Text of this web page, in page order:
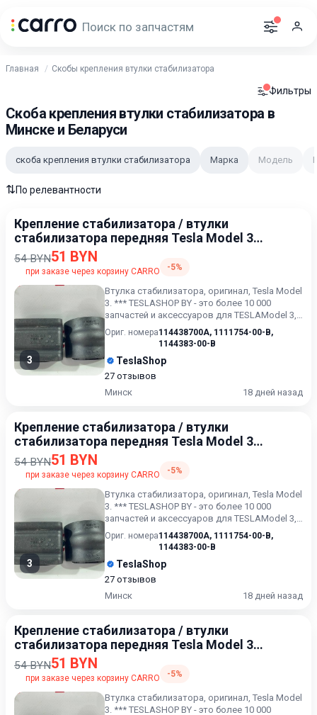
Главная Скобы крепления втулки стабилизатора
Фильтры
Скоба крепления втулки стабилизатора в
Минске и Беларуси
скоба крепления втулки стабилизатора Марка Модель
⇅По релевантности
Крепление стабилизатора / втулки
стабилизатора передняя Tesla Model 3
2017-2021
54 BYN51 BYN
при заказе через корзину CARRO -5%
3
Втулка стабилизатора, оригинал, Tesla Model
3. *** TESLASHOP BY - это более 10 000
запчастей и аксессуаров для TESLAModel 3,
Model X, Model...
Ориг. номера114438700A, 1111754-00-B,
1144383-00-B
TeslaShop
27 отзывов
Минск
18 дней назад
Крепление стабилизатора / втулки
стабилизатора передняя Tesla Model 3
2017-2021
54 BYN51 BYN
при заказе через корзину CARRO -5%
3
Втулка стабилизатора, оригинал, Tesla Model
3. *** TESLASHOP BY - это более 10 000
запчастей и аксессуаров для TESLAModel 3,
Model X, Model...
Ориг. номера114438700A, 1111754-00-B,
1144383-00-B
TeslaShop
27 отзывов
Минск
18 дней назад
Крепление стабилизатора / втулки
стабилизатора передняя Tesla Model 3
2017-2021
54 BYN51 BYN
при заказе через корзину CARRO -5%
Втулка стабилизатора, оригинал, Tesla Model
3. *** TESLASHOP BY - это более 10 000